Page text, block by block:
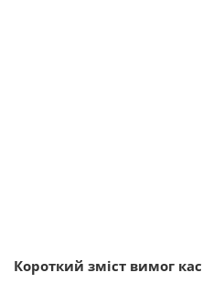
Короткий зміст вимог